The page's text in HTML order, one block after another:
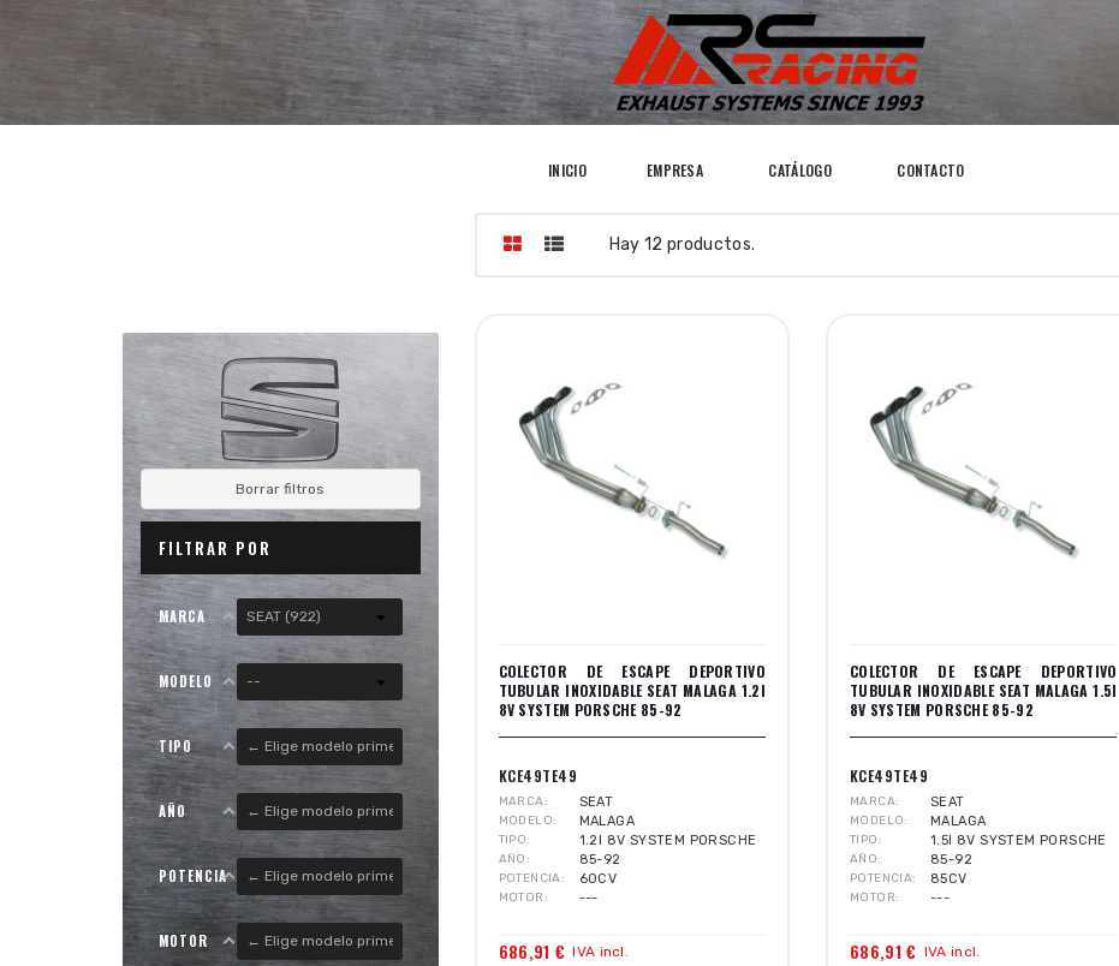
INICIO EMPRESA CATÁLOGO CONTACTO
Borrar filtros
FILTRAR POR
MARCA
MODELO
TIPO
AÑO
POTENCIA
MOTOR
Hay 12 productos.
COLECTOR DE ESCAPE DEPORTIVO
TUBULAR INOXIDABLE SEAT MALAGA 1.2I
8V SYSTEM PORSCHE 85-92
KCE49TE49
MARCA SEAT
MODELO MALAGA
TIPO 1.2I 8V SYSTEM PORSCHE
AÑO 85-92
POTENCIA 60CV
MOTOR ---
686,91 € IVA incl.
COLECTOR DE ESCAPE DEPORTIVO
TUBULAR INOXIDABLE SEAT MALAGA 1.5I
8V SYSTEM PORSCHE 85-92
KCE49TE49
MARCA SEAT
MODELO MALAGA
TIPO 1.5I 8V SYSTEM PORSCHE
AÑO 85-92
POTENCIA 85CV
MOTOR ---
686,91 € IVA incl.